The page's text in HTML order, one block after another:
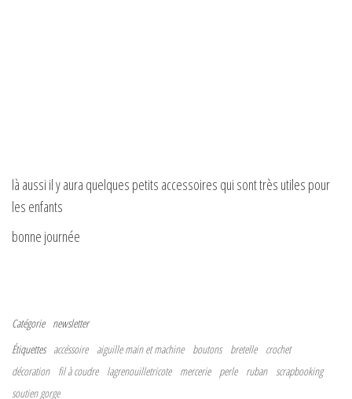
là aussi il y aura quelques petits accessoires qui sont très utiles pour
les enfants
bonne journée
Catégorie newsletter
Étiquettes accéssoire aiguille main et machine boutons bretelle
crochet
décoration
fil à coudre lagrenouilletricote mercerie perle ruban scrapbooking
soutien gorge